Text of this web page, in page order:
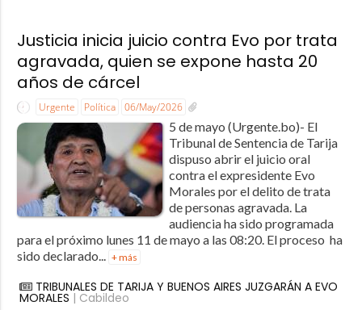
Justicia inicia juicio contra Evo por trata
agravada, quien se expone hasta 20
años de cárcel
Urgente Política 06/May/2026
5 de mayo (Urgente.bo)- El
Tribunal de Sentencia de Tarija
dispuso abrir el juicio oral
contra el expresidente Evo
Morales por el delito de trata
de personas agravada. La
audiencia ha sido programada
para el próximo lunes 11 de mayo a las 08:20. El proceso ha
sido declarado... + más
TRIBUNALES DE TARIJA Y BUENOS AIRES JUZGARÁN A EVO
MORALES | Cabildeo